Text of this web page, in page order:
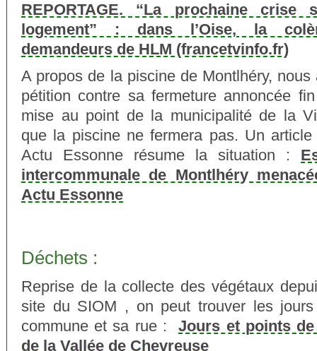
REPORTAGE. “La prochaine crise
logement” : dans l’Oise, la
demandeurs de HLM (francetvinfo.fr)
A propos de la piscine de Montlhéry,
pétition contre sa fermeture annoncée
mise au point de la municipalité de la
que la piscine ne fermera pas. Un
Actu Essonne résume la situation :
intercommunale de Montlhéry
Actu Essonne
Déchets :
Reprise de la collecte des végétaux
site du SIOM , on peut trouver les
commune et sa rue :Jours et points
de la Vallée de Chevreuse